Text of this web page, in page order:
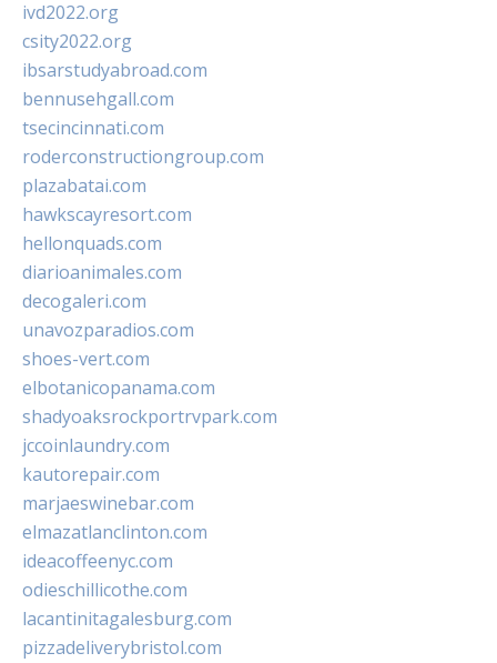
ivd2022.org
csity2022.org
ibsarstudyabroad.com
bennusehgall.com
tsecincinnati.com
roderconstructiongroup.com
plazabatai.com
hawkscayresort.com
hellonquads.com
diarioanimales.com
decogaleri.com
unavozparadios.com
shoes-vert.com
elbotanicopanama.com
shadyoaksrockportrvpark.com
jccoinlaundry.com
kautorepair.com
marjaeswinebar.com
elmazatlanclinton.com
ideacoffeenyc.com
odieschillicothe.com
lacantinitagalesburg.com
pizzadeliverybristol.com